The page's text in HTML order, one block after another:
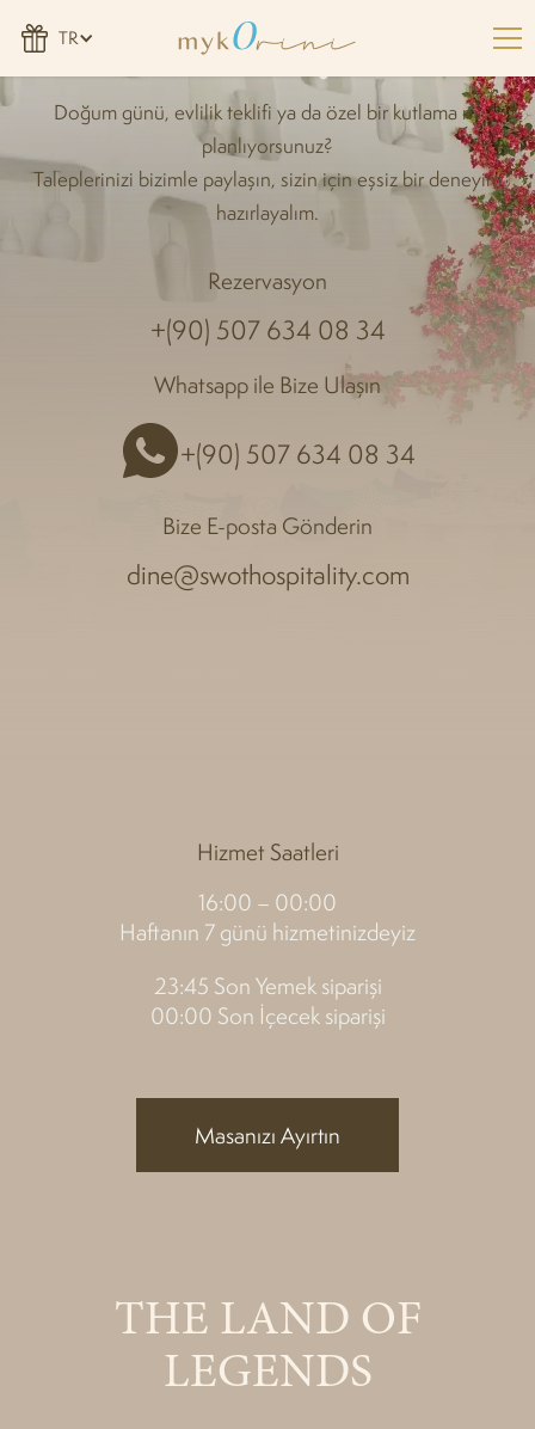
TR Bize Ulaşın
Doğum günü, evlilik teklifi ya da özel bir kutlama mı
planlıyorsunuz?
Taleplerinizi bizimle paylaşın, sizin için eşsiz bir deneyim
hazırlayalım.
Rezervasyon
+(90) 507 634 08 34
Whatsapp ile Bize Ulaşın
+(90) 507 634 08 34
Bize E-posta Gönderin
dine@swothospitality.com
Hizmet Saatleri
16:00 – 00:00
Haftanın 7 günü hizmetinizdeyiz
23:45 Son Yemek siparişi
00:00 Son İçecek siparişi
Masanızı Ayırtın
THE LAND OF
LEGENDS